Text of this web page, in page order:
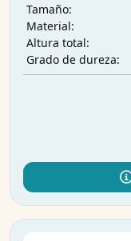
Tamaño:
Material:
Altura total:
Grado de dureza: